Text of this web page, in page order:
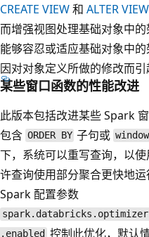
CREATE VIEW和 ALTER VIEW
而增强视图处理基础对象中
能够容忍或适应基础对象中
因对对象定义所做的修改而引
某些窗口函数的性能改进
此版本包括改进某些 Spark
包含 ORDER BY 子句或
下，系统可以重写查询，以
许查询使用部分聚合更快地运
Spark 配置参数
.enabled 控制此优化，默认